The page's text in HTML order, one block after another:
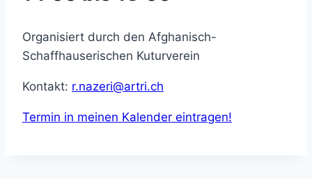
Organisiert durch den Afghanisch-
Schaffhauserischen Kuturverein
Kontakt: r.nazeri@artri.ch
Termin in meinen Kalender eintragen!